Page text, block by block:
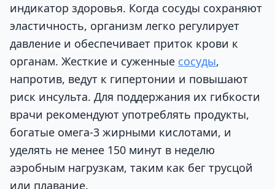
индикатор здоровья. Когда сосуды сохраняют
эластичность, организм легко регулирует
давление и обеспечивает приток крови к
органам. Жесткие и суженные сосуды,
напротив, ведут к гипертонии и повышают
риск инсульта. Для поддержания их гибкости
врачи рекомендуют употреблять продукты,
богатые омега-3 жирными кислотами, и
уделять не менее 150 минут в неделю
аэробным нагрузкам, таким как бег трусцой
или плавание.